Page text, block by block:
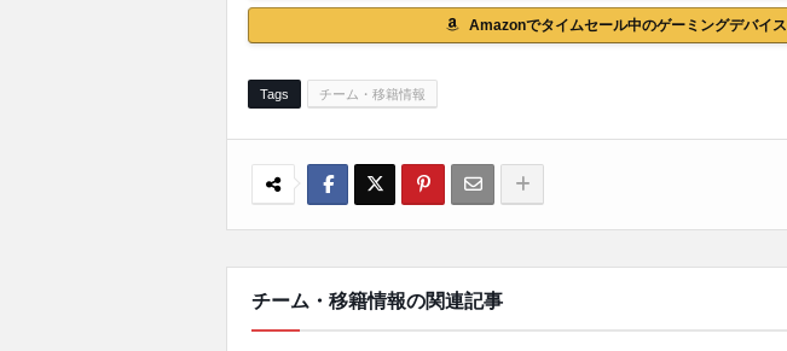
Amazonでタイムセール中のゲーミングデバイス
Tags チーム・移籍情報
チーム・移籍情報の関連記事